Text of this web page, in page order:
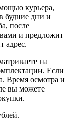
курьера,
будние дни и
после
вами и предложит
адрес.
на
Если
Время осмотра и
вы можете